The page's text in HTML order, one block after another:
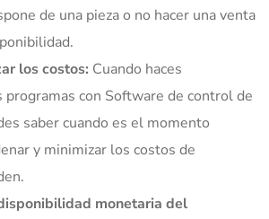
de una pieza o no hacer una venta
los costos: Cuando haces
programas con Software de control de
saber cuando es el momento
y minimizar los costos de
monetaria del